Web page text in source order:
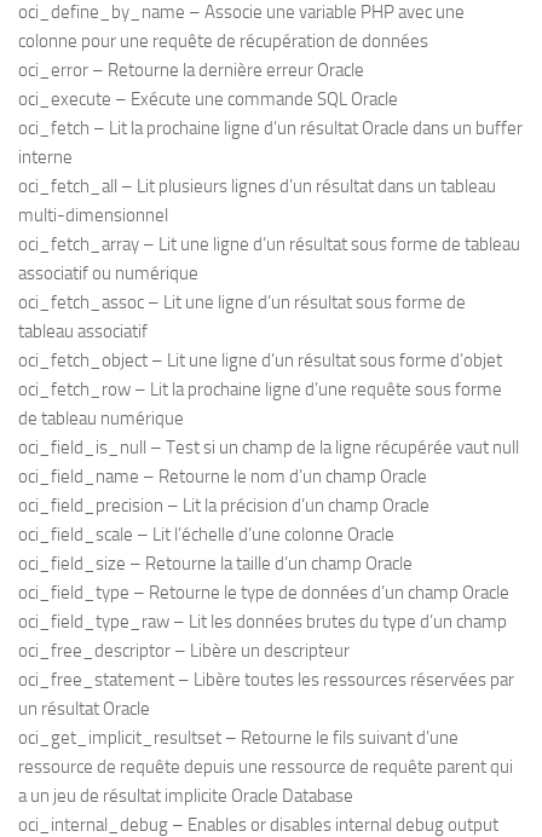
oci_define_by_name – Associe une variable PHP avec une
colonne pour une requête de récupération de données
oci_error – Retourne la dernière erreur Oracle
oci_execute – Exécute une commande SQL Oracle
oci_fetch – Lit la prochaine ligne d’un résultat Oracle dans un buffer
interne
oci_fetch_all – Lit plusieurs lignes d’un résultat dans un tableau
multi-dimensionnel
oci_fetch_array – Lit une ligne d’un résultat sous forme de tableau
associatif ou numérique
oci_fetch_assoc – Lit une ligne d’un résultat sous forme de
tableau associatif
oci_fetch_object – Lit une ligne d’un résultat sous forme d’objet
oci_fetch_row – Lit la prochaine ligne d’une requête sous forme
de tableau numérique
oci_field_is_null – Test si un champ de la ligne récupérée vaut null
oci_field_name – Retourne le nom d’un champ Oracle
oci_field_precision – Lit la précision d’un champ Oracle
oci_field_scale – Lit l’échelle d’une colonne Oracle
oci_field_size – Retourne la taille d’un champ Oracle
oci_field_type – Retourne le type de données d’un champ Oracle
oci_field_type_raw – Lit les données brutes du type d’un champ
oci_free_descriptor – Libère un descripteur
oci_free_statement – Libère toutes les ressources réservées par
un résultat Oracle
oci_get_implicit_resultset – Retourne le fils suivant d’une
ressource de requête depuis une ressource de requête parent qui
a un jeu de résultat implicite Oracle Database
oci_internal_debug – Enables or disables internal debug output